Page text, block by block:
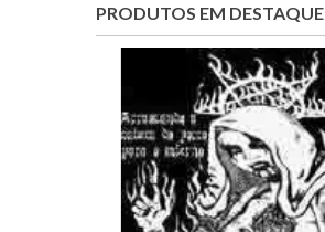
PRODUTOS EM DESTAQUE